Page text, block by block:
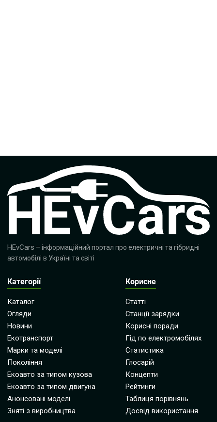
HEvCars – інформаційний портал про електричні та гібридні
автомобілі в Україні та світі
Категорії
Каталог
Огляди
Новини
Екотранспорт
Марки та моделі
Покоління
Екоавто за типом кузова
Екоавто за типом двигуна
Анонсовані моделі
Зняті з виробництва
Корисне
Статті
Станції зарядки
Корисні поради
Гід по електромобілях
Статистика
Глосарій
Концепти
Рейтинги
Таблиця порівнянь
Досвід використання